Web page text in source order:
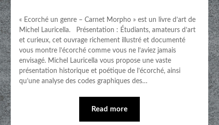
« Ecorché un genre – Carnet Morpho » est un livre d’art de
Michel Lauricella. Présentation : Étudiants, amateurs d’art
et curieux, cet ouvrage richement illustré et documenté
vous montre l’écorché comme vous ne l’aviez jamais
envisagé. Michel Lauricella vous propose une vaste
présentation historique et poétique de l’écorché, ainsi
qu’une analyse des codes graphiques des…
Read more